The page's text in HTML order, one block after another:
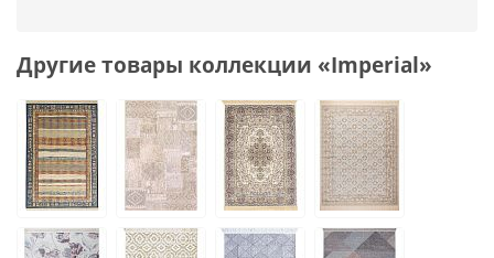
Другие товары коллекции «Imperial»